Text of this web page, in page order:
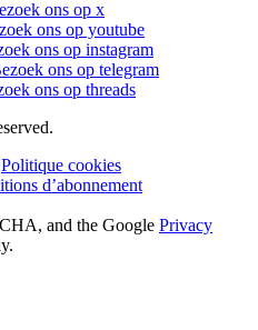
ons op x
ons op youtube
ons op instagram
ons op telegram
ons op threads
Politique cookies
d’abonnement
and the Google Privacy